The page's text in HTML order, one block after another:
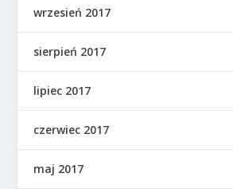
wrzesień 2017
sierpień 2017
lipiec 2017
czerwiec 2017
maj 2017